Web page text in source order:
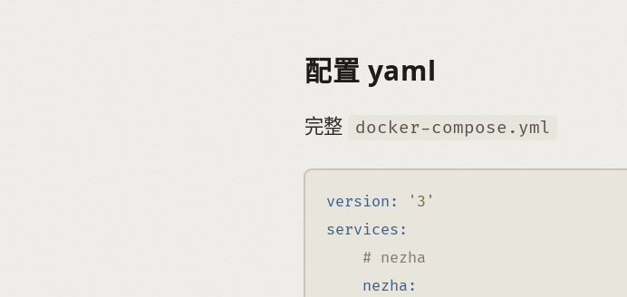
配置 yaml
完整 docker-compose.yml
version:
'3'
services:
# nezha
nezha: